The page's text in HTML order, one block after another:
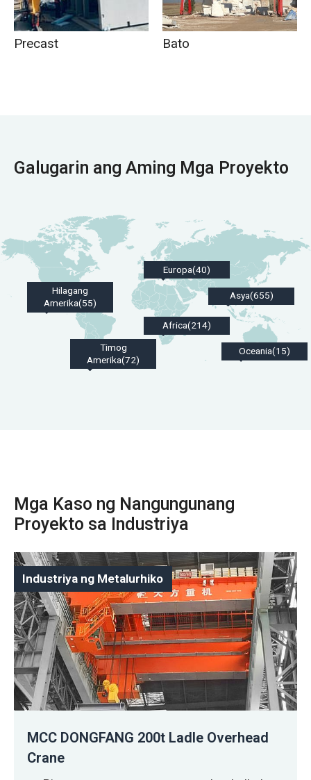
Precast Bato
Galugarin ang Aming Mga Proyekto
Hilagang
Amerika(55)
Oceania(15)
Africa(214)
Timog
Amerika(72)
Europa(40)
Asya(655)
Mga Kaso ng Nangungunang
Proyekto sa Industriya
Industriya ng Metalurhiko
MCC DONGFANG 200t Ladle Overhead
Crane